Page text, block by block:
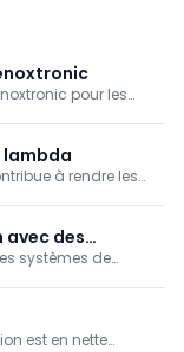
pour les
simplifiée.
lambda
à rendre les
des
systèmes de
thermiques,
est en nette